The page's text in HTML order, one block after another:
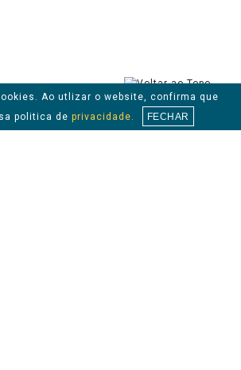
Ao utlizar o website, confirma que
politica de privacidade. FECHAR